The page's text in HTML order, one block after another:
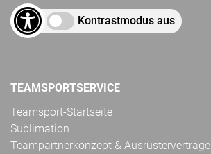
Kontrastmodus aus
TEAMSPORTSERVICE
Teamsport-Startseite
Sublimation
Teampartnerkonzept & Ausrüsterverträge